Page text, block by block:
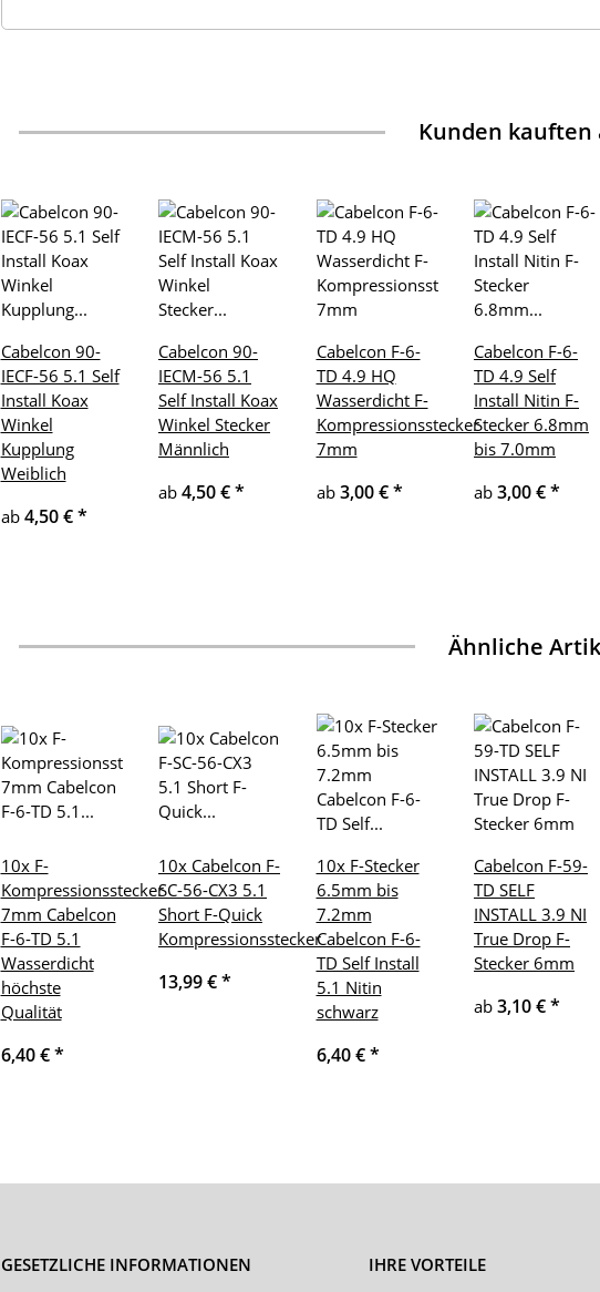
Kunden kauften
Cabelcon 90-
IECF-56 5.1 Self
Install Koax
Winkel
Kupplung
Weiblich
ab 4,50 €*
Cabelcon 90-
IECM-56 5.1
Self Install Koax
Winkel Stecker
Männlich
ab 4,50 €*
Cabelcon F-6-
TD 4.9 HQ
Wasserdicht F-
Kompressionsstecker
7mm
ab 3,00 €*
Cabelcon F-6-
TD 4.9 Self
Install Nitin F-
Stecker 6.8mm
bis 7.0mm
ab 3,00 €*
Ähnliche
10x F-
Kompressionsstecker
7mm Cabelcon
F-6-TD 5.1
Wasserdicht
höchste
Qualität
6,40 €*
10x Cabelcon F-
SC-56-CX3 5.1
Short F-Quick
Kompressionsstecker
13,99 €*
10x F-Stecker
6.5mm bis
7.2mm
Cabelcon F-6-
TD Self Install
5.1 Nitin
schwarz
6,40 €*
Cabelcon F-59-
TD SELF
INSTALL 3.9 NI
True Drop F-
Stecker 6mm
ab 3,10 €*
GESETZLICHE INFORMATIONEN IHRE VORTEILE